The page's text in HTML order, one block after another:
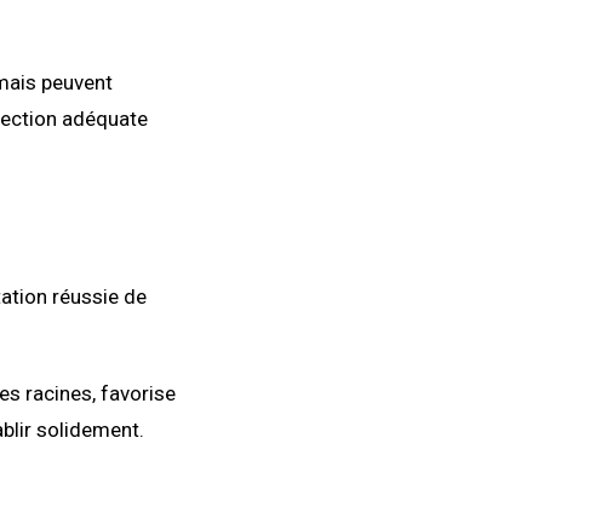
peuvent
adéquate
réussie de
racines, favorise
solidement.